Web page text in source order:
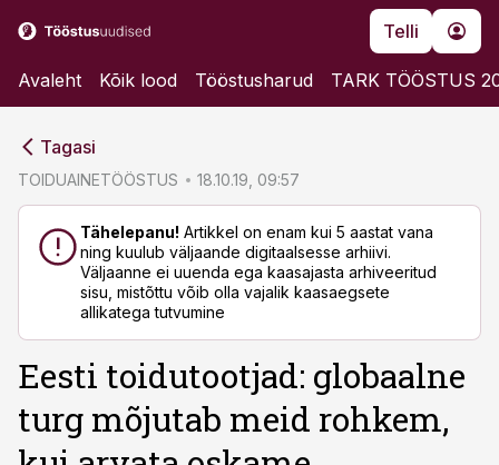
Telli
Avaleht Kõik lood Tööstusharud TARK TÖÖSTUS
Tagasi
TOIDUAINETÖÖSTUS 18.10.19, 09:57
Tähelepanu! Artikkel on enam kui 5 aastat vana
ning kuulub väljaande digitaalsesse arhiivi.
Väljaanne ei uuenda ega kaasajasta arhiveeritud
sisu, mistõttu võib olla vajalik kaasaegsete
allikatega tutvumine
Eesti toidutootjad: globaalne
turg mõjutab meid rohkem,